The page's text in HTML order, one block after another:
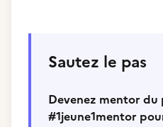
Sautez le pas
Devenez mentor du
#1jeune1mentor